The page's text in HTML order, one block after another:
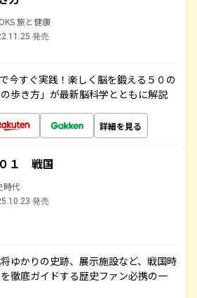
旅と健康
発売
今すぐ実践！楽しく脳を鍛える５０の
歩き方」が最新脳科学とともに解説
詳細を見る
１ 戦国
時代
発売
ゆかりの史跡、展示施設など、戦国時
徹底ガイドする歴史ファン必携の一